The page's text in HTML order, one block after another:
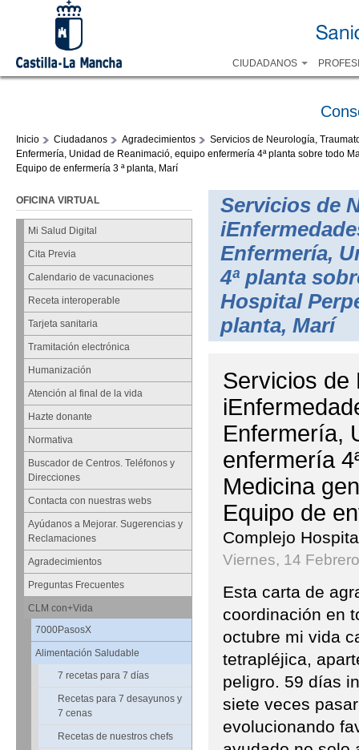
CIUDADANOS
Inicio Ciudadanos Agradecimientos
Servicios de Neurología,
Enfermería, Unidad de Reanimació, equipo enfermería 4ª planta sobre todo
Equipo de enfermería 3 ª planta, Marí
OFICINA VIRTUAL
Mi Salud Digital
Cita Previa
Calendario de vacunaciones
Receta interoperable
Tarjeta sanitaria
Tramitación electrónica
Humanización
Atención al final de la vida
Hazte donante
Normativa
Buscador de Centros. Teléfonos y
Direcciones
Contacta con nuestras webs
Ayúdanos a Mejorar. Sugerencias y
Reclamaciones
Agradecimientos
Preguntas Frecuentes
CLM con+Vida
7000PasosX
Alimentación Saludable
7 recetas para 7 días
Recetas para 7 desayunos y
7 cenas
Recetas de nuestros chefs
Servicios de
Enfermería,
4ª planta
Hospital
planta, Marí
Servicios de
Enfermería,
enfermería
Medicina
Equipo de
Complejo
Viernes, 14
Esta carta de
coordinación en
octubre mi vida
tetrapléjica,
peligro. 59 días
siete veces
evolucionando